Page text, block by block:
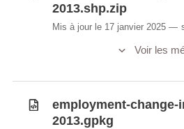
2013.shp.zip
Mis à jour le 17 janvier 2025
Voir les
employment-change-
2013.gpkg